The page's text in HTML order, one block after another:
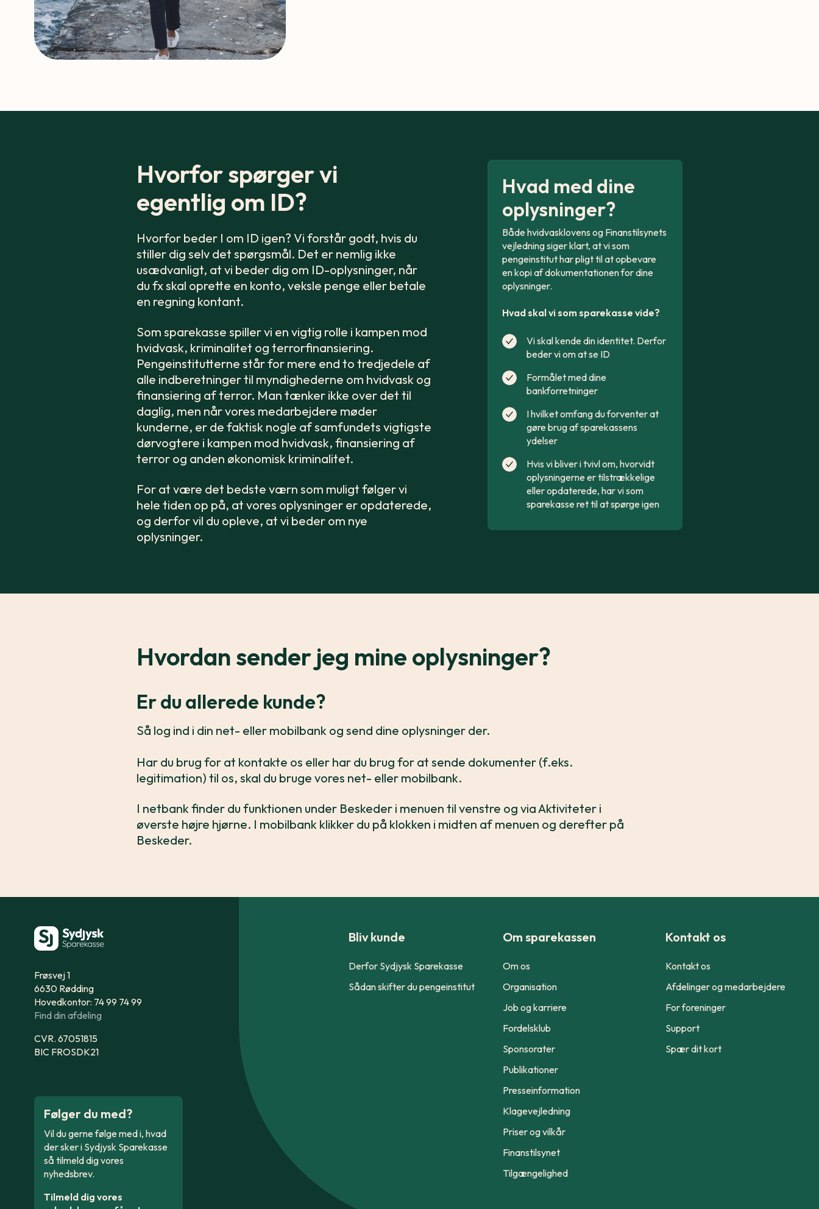
Hvorfor spørger vi
egentlig om ID?
Hvorfor beder I om ID igen? Vi forstår godt, hvis du
stiller dig selv det spørgsmål. Det er nemlig ikke
usædvanligt, at vi beder dig om ID-oplysninger, når
du fx skal oprette en konto, veksle penge eller betale
en regning kontant.
Som sparekasse spiller vi en vigtig rolle i kampen mod
hvidvask, kriminalitet og terrorfinansiering.
Pengeinstitutterne står for mere end to tredjedele af
alle indberetninger til myndighederne om hvidvask og
finansiering af terror. Man tænker ikke over det til
daglig, men når vores medarbejdere møder
kunderne, er de faktisk nogle af samfundets vigtigste
dørvogtere i kampen mod hvidvask, finansiering af
terror og anden økonomisk kriminalitet.
For at være det bedste værn som muligt følger vi
hele tiden op på, at vores oplysninger er opdaterede,
og derfor vil du opleve, at vi beder om nye
oplysninger.
Hvad med dine
oplysninger?
Både hvidvasklovens og Finanstilsynets
vejledning siger klart, at vi som
pengeinstitut har pligt til at opbevare
en kopi af dokumentationen for dine
oplysninger.
Hvad skal vi som sparekasse vide?
Vi skal kende din identitet. Derfor
beder vi om at se ID
Formålet med dine
bankforretninger
I hvilket omfang du forventer at
gøre brug af sparekassens
ydelser
Hvis vi bliver i tvivl om, hvorvidt
oplysningerne er tilstrækkelige
eller opdaterede, har vi som
sparekasse ret til at spørge igen
Hvordan sender jeg mine oplysninger?
Er du allerede kunde?
Så log ind i din net- eller mobilbank og send dine oplysninger der.
Har du brug for at kontakte os eller har du brug for at sende dokumenter (f.eks.
legitimation) til os, skal du bruge vores net- eller mobilbank.
I netbank finder du funktionen under Beskeder i menuen til venstre og via Aktiviteter i
øverste højre hjørne. I mobilbank klikker du på klokken i midten af menuen og derefter på
Beskeder.
Bliv kunde
Derfor Sydjysk Sparekasse
Sådan skifter du pengeinstitut
Om sparekassen
Om os
Organisation
Job og karriere
Fordelsklub
Sponsorater
Publikationer
Presseinformation
Klagevejledning
Priser og vilkår
Finanstilsynet
Tilgængelighed
Kontakt os
Kontakt os
Afdelinger og medarbejdere
For foreninger
Support
Spær dit kort
Frøsvej 1
6630 Rødding
Hovedkontor: 74 99 74 99
Find din afdeling
CVR. 67051815
BIC FROSDK21
Følger du med?
Vil du gerne følge med i, hvad
der sker i Sydjysk Sparekasse
så tilmeld dig vores
nyhedsbrev.
Tilmeld dig vores